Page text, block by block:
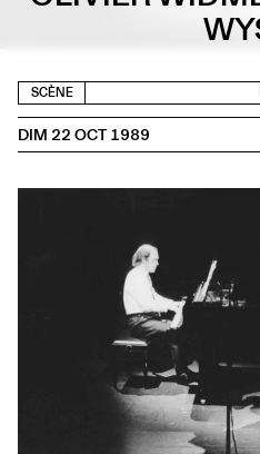
SCÈNE
DIM 22 OCT 1989